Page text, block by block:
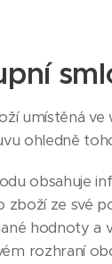
umístěná
ohledně
obsahuje
zboží ze své
hodnoty a
rozhraní